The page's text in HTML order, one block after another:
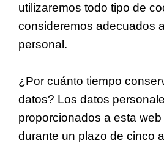
utilizaremos todo tipo de
consideremos adecuados
personal.
¿Por cuánto tiempo
datos? Los datos
proporcionados a esta
durante un plazo de cinco